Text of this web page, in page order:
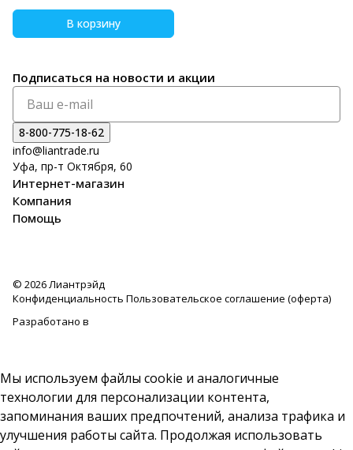
В корзину
Подписаться на новости и акции
8-800-775-18-62
info@liantrade.ru
Уфа, пр-т Октября, 60
Интернет-магазин
Компания
Помощь
© 2026 Лиантрэйд
Конфиденциальность Пользовательское соглашение (оферта)
Разработано в
Мы используем файлы cookie и аналогичные
технологии для персонализации контента,
запоминания ваших предпочтений, анализа трафика и
улучшения работы сайта. Продолжая использовать